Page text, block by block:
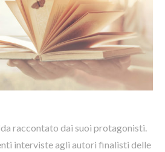
raccontato dai suoi protagonisti.
interviste agli autori finalisti delle